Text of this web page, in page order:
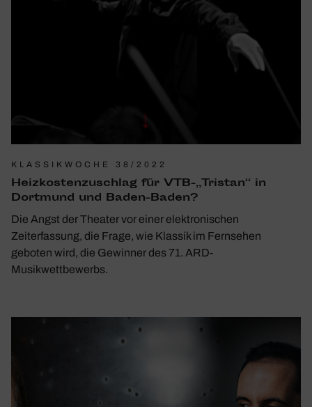
KLASSIKWOCHE 38/2022
Heiz­kos­ten­zu­schlag für VTB-„Tristan“ in
Dort­mund und Baden-Baden?
Die Angst der Theater vor einer elektronischen
Zeiterfassung, die Frage, wie Klassik im Fernsehen
geboten wird, die Gewinner des 71. ARD-
Musikwettbewerbs.